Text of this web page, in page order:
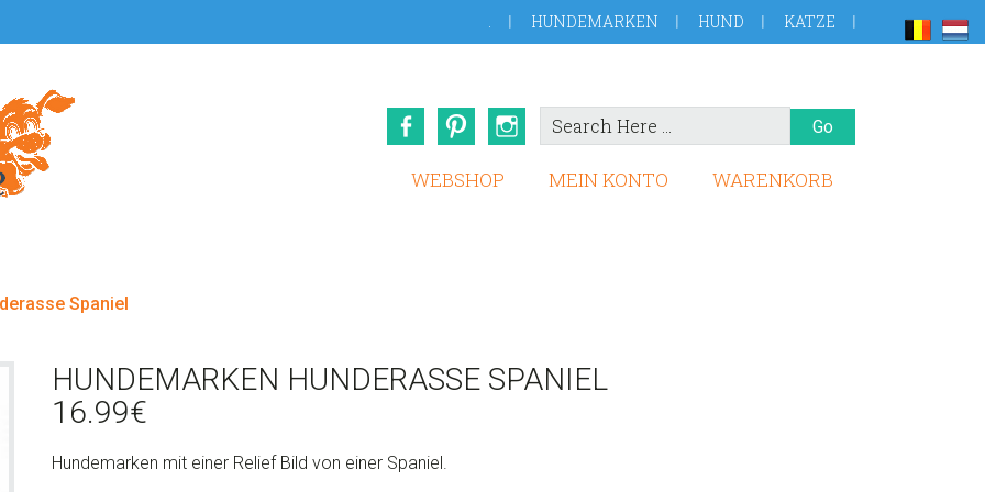
. HUNDEMARKEN HUND KATZE
Search
Here
FacebookPinterestInstagram
WEBSHOP MEIN KONTO WARENKORB
Spaniel
HUNDEMARKEN HUNDERASSE SPANIEL
16.99€
Hundemarken mit einer Relief Bild von einer Spaniel.